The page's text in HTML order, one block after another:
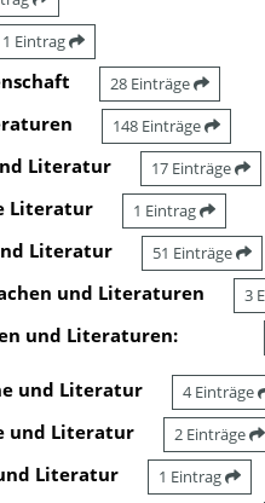
1 Eintrag
28 Einträge
148 Einträge
Literatur 17 Einträge
Literatur 1 Eintrag
Literatur 51 Einträge
und Literaturen 3
und Literaturen:
und Literatur 4 Einträge
und Literatur 2 Einträge
Literatur 1 Eintrag